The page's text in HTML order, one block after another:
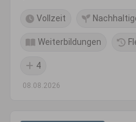
Vollzeit
Weiterbildungen
4
08.08.2026